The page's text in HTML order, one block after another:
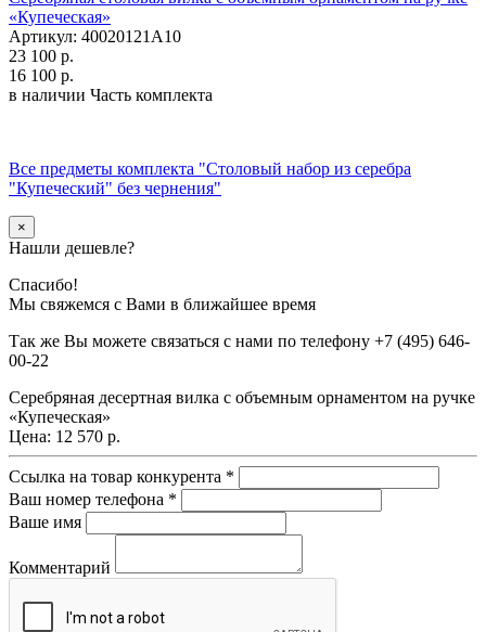
«Купеческая»
Артикул: 40020121А10
23 100 р.
16 100 р.
в наличии Часть комплекта
Все предметы комплекта "Столовый набор из серебра
"Купеческий" без чернения"
×
Нашли дешевле?
Спасибо!
Мы свяжемся с Вами в ближайшее время
Так же Вы можете связаться с нами по телефону +7 (495) 646-
00-22
Серебряная десертная вилка с объемным орнаментом на ручке
«Купеческая»
Цена: 12 570 р.
Ссылка на товар конкурента *
Ваш номер телефона *
Ваше имя
Комментарий